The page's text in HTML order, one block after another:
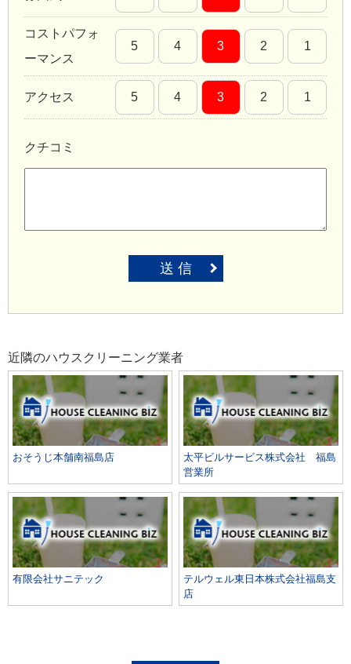
コストパフォ
ーマンス
5 4 3 2 1
アクセス 5 4 3 2 1
クチコミ
送 信
近隣のハウスクリーニング業者
おそうじ本舗南福島店
太平ビルサービス株式会社 福島
営業所
有限会社サニテック
テルウェル東日本株式会社福島支
店